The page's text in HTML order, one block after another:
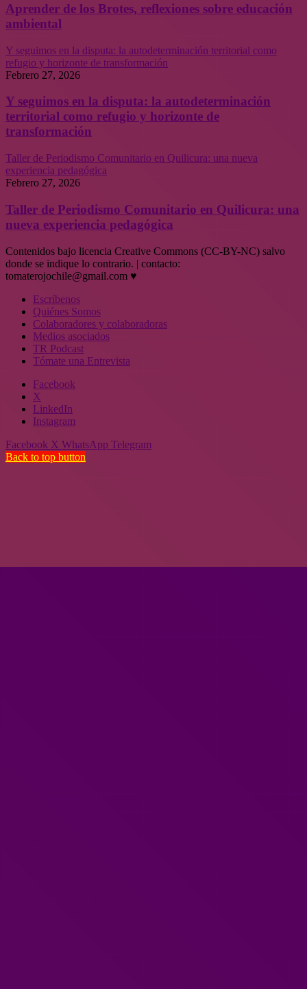
Aprender de los Brotes, reflexiones sobre educación
ambiental
Y seguimos en la disputa: la autodeterminación territorial como
refugio y horizonte de transformación
Febrero 27, 2026
Y seguimos en la disputa: la autodeterminación
territorial como refugio y horizonte de
transformación
Taller de Periodismo Comunitario en Quilicura: una nueva
experiencia pedagógica
Febrero 27, 2026
Taller de Periodismo Comunitario en Quilicura: una
nueva experiencia pedagógica
Contenidos bajo licencia Creative Commons (CC-BY-NC) salvo
donde se indique lo contrario. | contacto:
tomaterojochile@gmail.com ♥
Escríbenos
Quiénes Somos
Colaboradores y colaboradoras
Medios asociados
TR Podcast
Tómate una Entrevista
Facebook
X
LinkedIn
Instagram
Facebook X WhatsApp Telegram
Back to top button